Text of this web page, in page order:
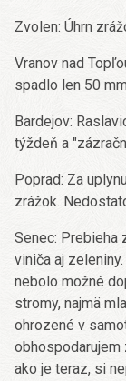
Zvolen: Úhrn
Vranov nad
spadlo len 50
Bardejov:
týždeň a
Poprad: Za
zrážok.
Senec: Prebieha
viniča aj
nebolo možné
stromy, najmä
ohrozené v
obhospodarujem
ako je teraz, si